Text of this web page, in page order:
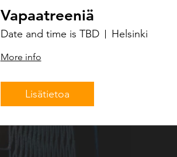
Vapaatreeniä
Date and time is TBD Helsinki
More info
Lisätietoa